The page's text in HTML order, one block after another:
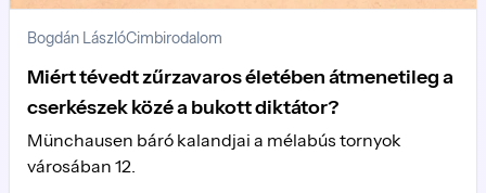
Bogdán LászlóCimbirodalom
Miért tévedt zűrzavaros életében átmenetileg a
cserkészek közé a bukott diktátor?
Münchausen báró kalandjai a mélabús tornyok
városában 12.